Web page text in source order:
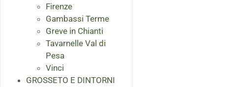
Firenze
Gambassi Terme
Greve in Chianti
Tavarnelle Val di
Pesa
Vinci
GROSSETO E DINTORNI